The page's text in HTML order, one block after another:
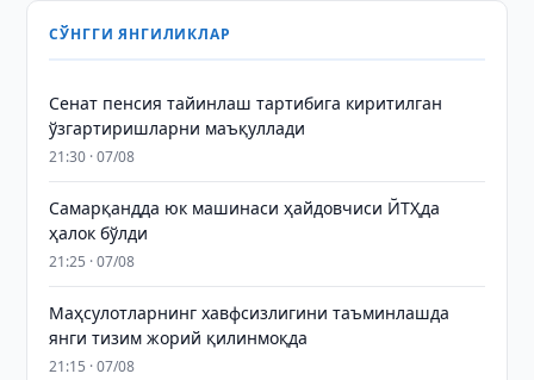
СЎНГГИ ЯНГИЛИКЛАР
Сенат пенсия тайинлаш тартибига киритилган
ўзгартиришларни маъқуллади
21:30 · 07/08
Самарқандда юк машинаси ҳайдовчиси ЙТҲда
ҳалок бўлди
21:25 · 07/08
Маҳсулотларнинг хавфсизлигини таъминлашда
янги тизим жорий қилинмоқда
21:15 · 07/08